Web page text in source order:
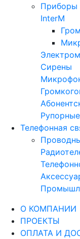
Приборы
InterM
Сирены
Телефонная
О КОМПАНИИ
ПРОЕКТЫ
ОПЛАТА И